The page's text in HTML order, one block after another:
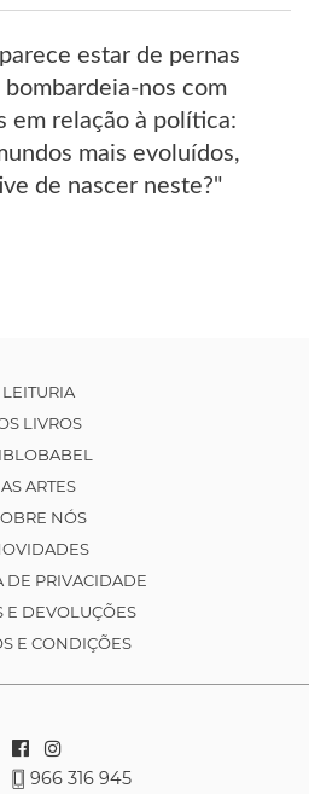
estar de pernas
nos com
em relação à política:
mais evoluídos,
de nascer neste?"
LEITURIA
LIVROS
AS ARTES
NÓS
DE PRIVACIDADE
E DEVOLUÇÕES
E CONDIÇÕES
966 316 945